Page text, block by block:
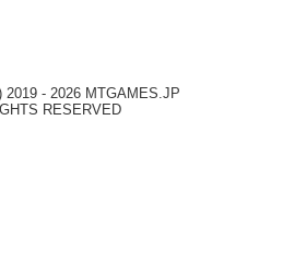
2019 - 2026 MTGAMES.JP
RESERVED